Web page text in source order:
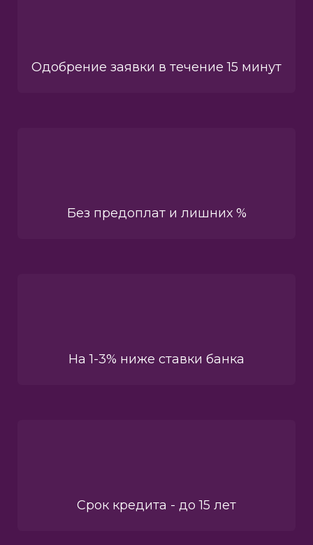
Одобрение заявки в течение 15 минут
Без предоплат и лишних %
На 1-3% ниже ставки банка
Срок кредита - до 15 лет